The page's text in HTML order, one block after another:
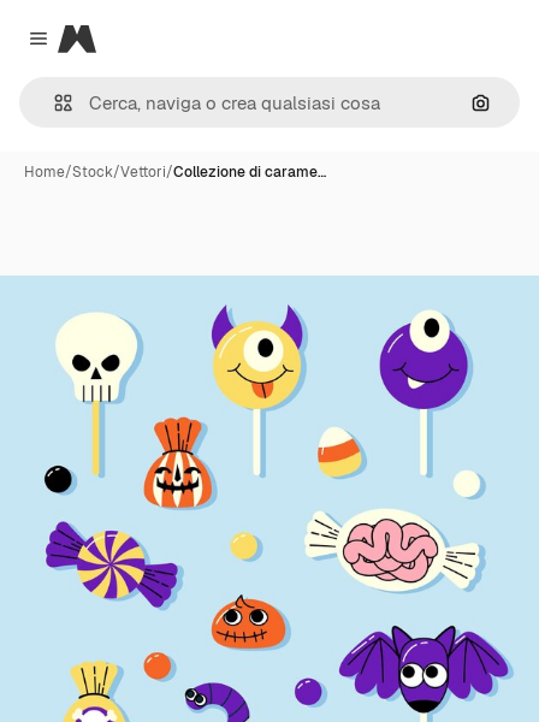
Close menu
Magnific
Cerca
Home/Stock/Vettori/Collezione di carame…